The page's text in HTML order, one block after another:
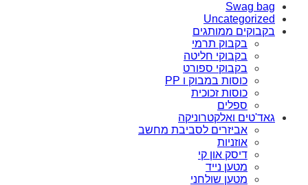
Swag bag
Uncategorized
בקבוקים ממותגים
בקבוק תרמי
בקבוקי חליטה
בקבוקי ספורט
כוסות במבוק ו PP
כוסות זכוכית
ספלים
גאד'טים ואלקטרוניקה
אביזרים לסביבת מחשב
אוזניות
דיסק און קי
מטען נייד
מטען שולחני